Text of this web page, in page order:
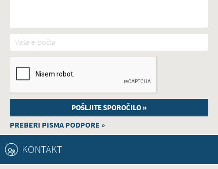
Vaša e-pošta*
PREBERI PISMA PODPORE »
KONTAKT